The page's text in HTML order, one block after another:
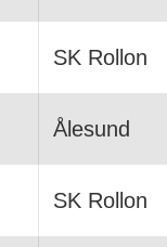
SK Rollon
Ålesund
SK Rollon